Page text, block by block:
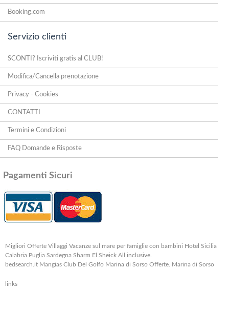
Booking.com
Servizio clienti
SCONTI? Iscriviti gratis al CLUB!
Modifica/Cancella prenotazione
Privacy - Cookies
CONTATTI
Termini e Condizioni
FAQ Domande e Risposte
Pagamenti Sicuri
Migliori Offerte Villaggi Vacanze sul mare per famiglie con bambini Hotel Sicilia
Calabria Puglia Sardegna Sharm El Sheick All inclusive.
bedsearch.it Mangias Club Del Golfo Marina di Sorso Offerte. Marina di Sorso
links